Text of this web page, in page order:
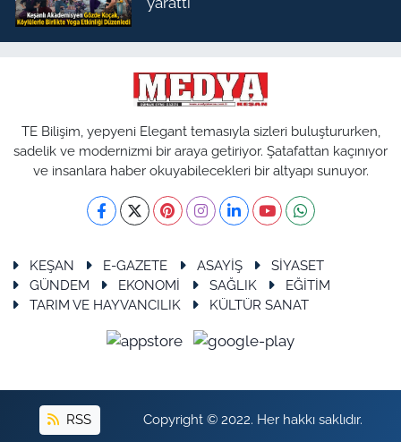
TE Bilişim, yepyeni Elegant temasıyla sizleri buluştururken,
sadelik ve modernizmi bir araya getiriyor. Şatafattan kaçınıyor
ve insanlara haber okuyabilecekleri bir altyapı sunuyor.
KEŞAN E-GAZETE ASAYİŞ
SİYASET
GÜNDEM
EKONOMİ SAĞLIK
EĞİTİM
TARIM VE HAYVANCILIK
KÜLTÜR SANAT
RSS Copyright © 2022. Her hakkı saklıdır.